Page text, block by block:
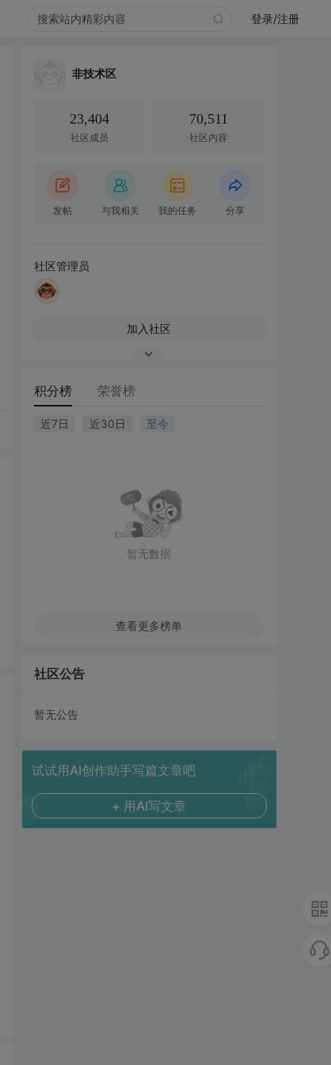
登录/注册
非技术区
23,404
社区成员
70,511
社区内容
发帖 与我相关 我的任务 分享
社区管理员
加入社区
积分榜 荣誉榜
近7日 近30日 至今
暂无数据
查看更多榜单
社区公告
暂无公告
试试用AI创作助手写篇文章吧
+ 用AI写文章